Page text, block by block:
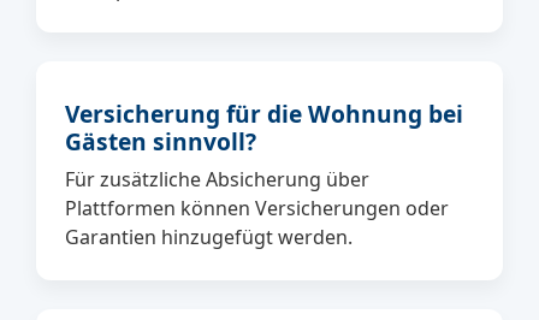
Versicherung für die Wohnung bei
Gästen sinnvoll?
Für zusätzliche Absicherung über
Plattformen können Versicherungen oder
Garantien hinzugefügt werden.